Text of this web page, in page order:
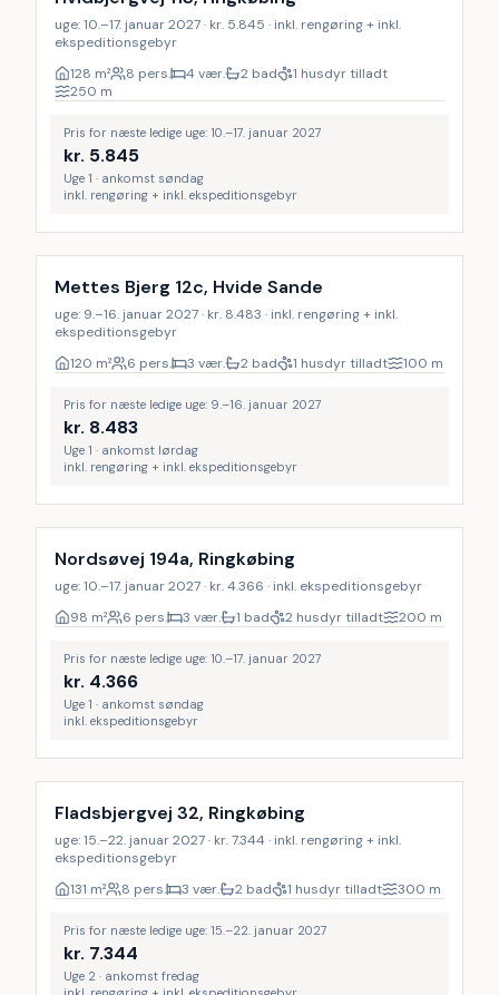
uge: 10.–17. januar 2027 · kr. 5.845 · inkl. rengøring + inkl.
ekspeditionsgebyr
128 m² 8 pers. 4 vær. 2 bad
1 husdyr tilladt
250 m
Pris for næste ledige uge: 10.–17. januar 2027
kr. 5.845
Uge 1 · ankomst søndag
inkl. rengøring + inkl. ekspeditionsgebyr
Inkl. rengøring
Mettes Bjerg 12c, Hvide Sande
uge: 9.–16. januar 2027 · kr. 8.483 · inkl. rengøring + inkl.
ekspeditionsgebyr
120 m² 6 pers. 3 vær. 2 bad 1 husdyr tilladt 100 m
Pris for næste ledige uge: 9.–16. januar 2027
kr. 8.483
Uge 1 · ankomst lørdag
inkl. rengøring + inkl. ekspeditionsgebyr
Nordsøvej 194a, Ringkøbing
uge: 10.–17. januar 2027 · kr. 4.366 · inkl. ekspeditionsgebyr
98 m² 6 pers. 3 vær. 1 bad 2 husdyr tilladt 200 m
Pris for næste ledige uge: 10.–17. januar 2027
kr. 4.366
Uge 1 · ankomst søndag
inkl. ekspeditionsgebyr
Inkl. rengøring
Fladsbjergvej 32, Ringkøbing
uge: 15.–22. januar 2027 · kr. 7.344 · inkl. rengøring + inkl.
ekspeditionsgebyr
131 m² 8 pers. 3 vær. 2 bad 1 husdyr tilladt 300 m
Pris for næste ledige uge: 15.–22. januar 2027
kr. 7.344
Uge 2 · ankomst fredag